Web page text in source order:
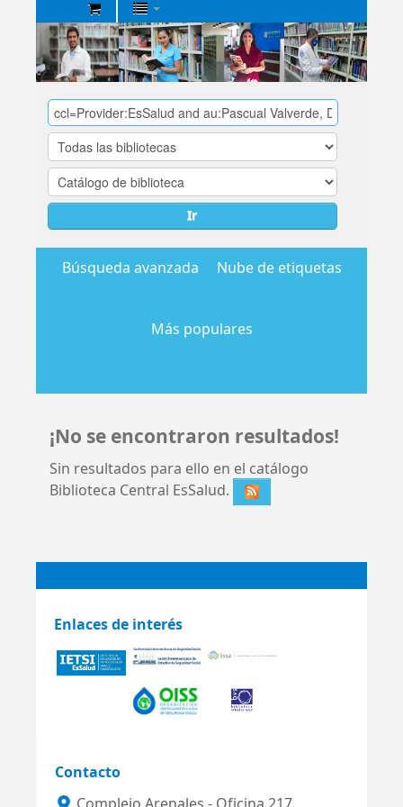
Biblioteca
Central
EsSalud
Ir
Búsqueda avanzada Nube de etiquetas
Más populares
¡No se encontraron resultados!
Sin resultados para ello en el catálogo
Biblioteca Central EsSalud.
Enlaces de interés
Contacto